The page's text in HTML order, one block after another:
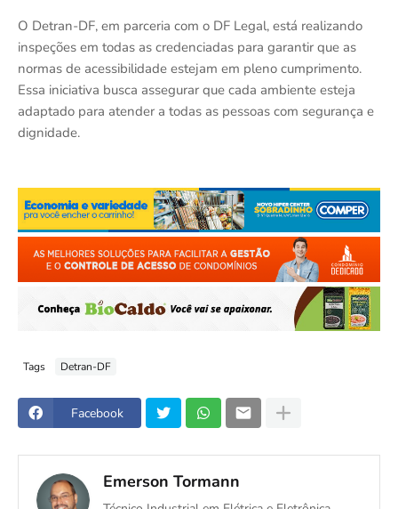
O Detran-DF, em parceria com o DF Legal, está realizando
inspeções em todas as credenciadas para garantir que as
normas de acessibilidade estejam em pleno cumprimento.
Essa iniciativa busca assegurar que cada ambiente esteja
adaptado para atender a todas as pessoas com segurança e
dignidade.
Tags Detran-DF
Facebook
Emerson Tormann